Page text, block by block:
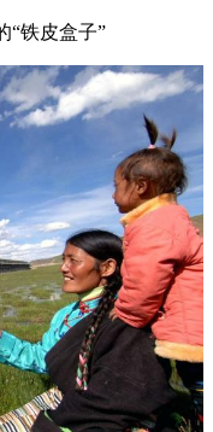
“铁皮盒子”